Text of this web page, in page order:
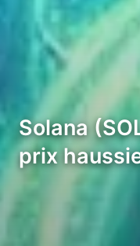
Solana
prix